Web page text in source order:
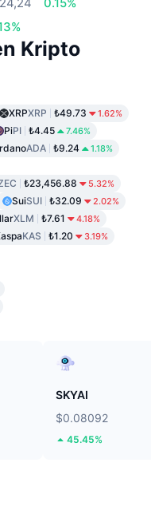
Kripto
XRPXRP ₺49.73 1.62%
PiPI ₺4.45 7.46%
ADA ₺9.24 1.18%
₺23,456.88 5.32%
SuiSUI ₺32.09 2.02%
XLM ₺7.61 4.18%
KAS ₺1.20 3.19%
SKYAI
$0.08092
45.45%